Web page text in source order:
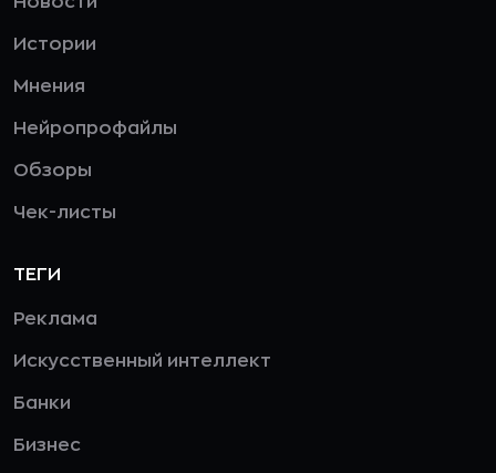
Истории
Мнения
Нейропрофайлы
Обзоры
Чек-листы
ТЕГИ
Реклама
Искусственный интеллект
Банки
Бизнес